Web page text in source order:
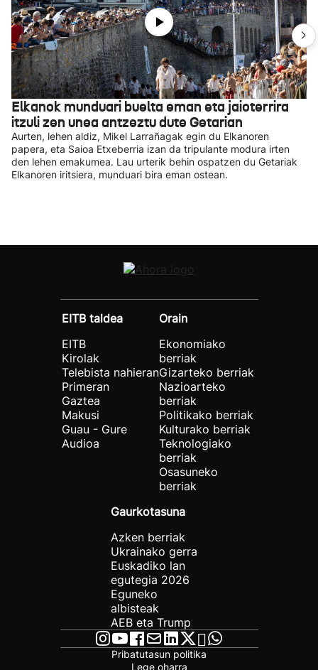
Elkanok munduari buelta eman eta jaioterrira
itzuli zen unea antzeztu dute Getarian
Aurten, lehen aldiz, Mikel Larrañagak egin du Elkanoren
papera, eta Saioa Etxeberria izan da tripulante modura irten
den lehen emakumea. Lau urterik behin ospatzen du Getariak
Elkanoren iritsiera, munduari bira eman ostean.
EITB taldea
EITB
Kirolak
Telebista nahieran
Primeran
Gaztea
Makusi
Guau - Gure
Audioa
Orain
Ekonomiako
berriak
Gizarteko berriak
Nazioarteko
berriak
Politikako berriak
Kulturako berriak
Teknologiako
berriak
Osasuneko
berriak
Gaurkotasuna
Azken berriak
Ukrainako gerra
Euskadiko lan
egutegia 2026
Eguneko
albisteak
AEB eta Trump
Pribatutasun politika
Lege oharra